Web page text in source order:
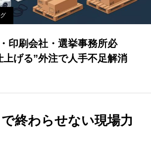
印刷会社・選挙事務所必
上げる”外注で人手不足解消
終わらせない現場力